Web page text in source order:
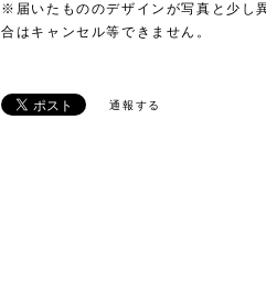
※届いたもののデザインが写真と少し
合はキャンセル等できません。
通報する